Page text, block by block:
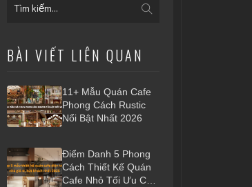
BÀI VIẾT LIÊN QUAN
11+ Mẫu Quán Cafe
Phong Cách Rustic
Nổi Bật Nhất 2026
Điểm Danh 5 Phong
Cách Thiết Kế Quán
Cafe Nhỏ Tối Ưu Chi